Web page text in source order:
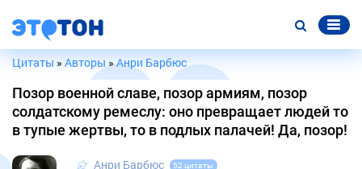
Цитаты » Авторы »Анри Барбюс
Позор военной славе, позор армиям, позор
солдатскому ремеслу: оно превращает людей то
в тупые жертвы, то в подлых палачей! Да, позор!
Анри Барбюс 52 цитаты